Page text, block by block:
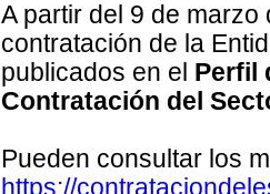
A partir del 9 de
contratación de la
publicados en el Perfil
Contratación del
Pueden consultar los
https://